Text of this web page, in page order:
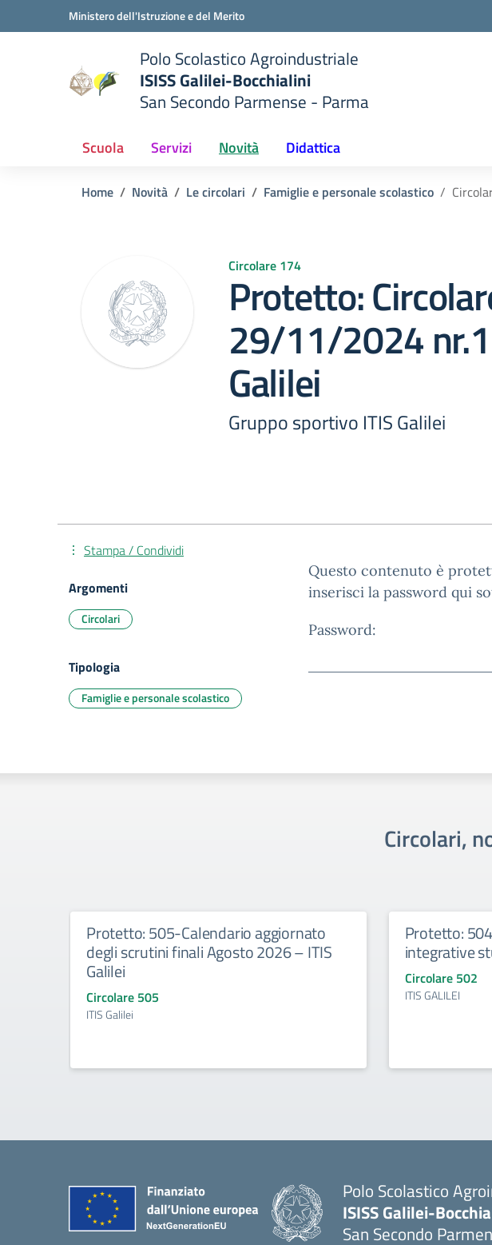
Vai ai contenuti
Vai al menu di navigazioneMinistero dell'Istruzione e del Merito
Polo Scolastico Agroindustriale
ISISS Galilei-Bocchialini
San Secondo Parmense - Parma
Scuola Servizi Novità Didattica
Home Novità Le circolari Famiglie e personale scolastico
Circolare 174
Protetto:
29/11/2024
Galilei
Gruppo sportivo ITIS Galilei
Questo contenuto è
inserisci la password qui
Password:
Stampa / Condividi
Argomenti
Circolari
Tipologia
Famiglie e personale scolastico
Circolari,
Protetto: 505-Calendario aggiornato
degli scrutini finali Agosto 2026 – ITIS
Galilei
Circolare 505
ITIS Galilei
Protetto:
integrative
Circolare 502
ITIS GALILEI
Polo Scolastico
ISISS Galilei-
San Secondo